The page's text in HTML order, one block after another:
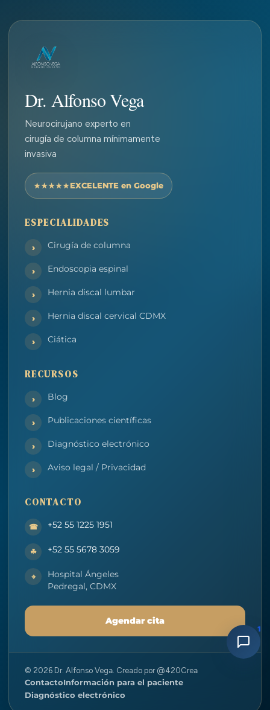
Dr. Alfonso Vega
Neurocirujano experto en
cirugía de columna mínimamente
invasiva
EXCELENTE en Google
ESPECIALIDADES
Cirugía de columna
Endoscopia espinal
Hernia discal lumbar
Hernia discal cervical CDMX
Ciática
RECURSOS
Blog
Publicaciones científicas
Diagnóstico electrónico
Aviso legal / Privacidad
CONTACTO
+52 55 1225 1951
+52 55 5678 3059
Hospital Ángeles
Pedregal, CDMX
Agendar cita
© 2026 Dr. Alfonso Vega. Creado por @420Crea
ContactoInformación para el paciente
Diagnóstico electrónico
1